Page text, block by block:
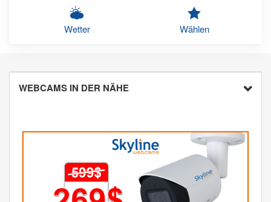
Wetter Wählen
WEBCAMS IN DER NÄHE